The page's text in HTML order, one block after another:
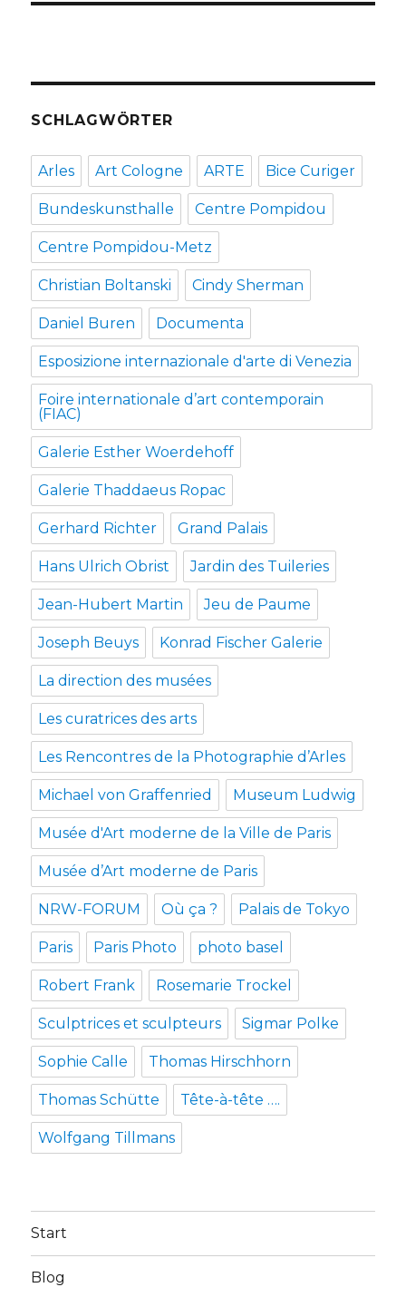
SCHLAGWÖRTER
Arles Art Cologne ARTE Bice Curiger
Bundeskunsthalle Centre Pompidou
Centre Pompidou-Metz
Christian Boltanski Cindy Sherman
Daniel Buren Documenta
Esposizione internazionale d'arte di Venezia
Foire internationale d’art contemporain
(FIAC)
Galerie Esther Woerdehoff
Galerie Thaddaeus Ropac
Gerhard Richter Grand Palais
Hans Ulrich Obrist Jardin des Tuileries
Jean-Hubert Martin Jeu de Paume
Joseph Beuys Konrad Fischer Galerie
La direction des musées
Les curatrices des arts
Les Rencontres de la Photographie d’Arles
Michael von Graffenried Museum Ludwig
Musée d'Art moderne de la Ville de Paris
Musée d’Art moderne de Paris
NRW-FORUM Où ça ? Palais de Tokyo
Paris Paris Photo photo basel
Robert Frank Rosemarie Trockel
Sculptrices et sculpteurs Sigmar Polke
Sophie Calle Thomas Hirschhorn
Thomas Schütte Tête-à-tête ….
Wolfgang Tillmans
Start
Blog